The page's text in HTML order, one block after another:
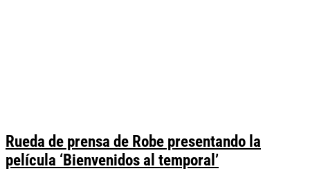
Rueda de prensa de Robe presentando la
película ‘Bienvenidos al temporal’